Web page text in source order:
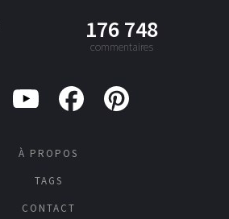
176 748
commentaires
À PROPOS
TAGS
CONTACT